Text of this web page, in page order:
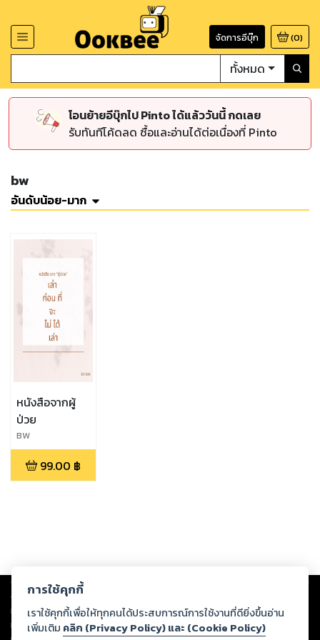
จัดการอีบุ๊ก (0)
ทั้งหมด
โอนย้ายอีบุ๊กไป Pinto ได้แล้ววันนี้ กดเลย
รับทันทีโค้ดลด ซื้อและอ่านได้ต่อเนื่องที่ Pinto
bw
อันดับน้อย-มาก
หนังสือจากผู้
ป่วย
BW
99.00 ฿
Copyright © 2026
ต่อผลงานหรือเนื้อหาใดที่อัปโหลดผ่านเว็บไซต์และปรากฏว่าละเมิดสิทธิใน
ทรัพย์สินทางปัญญาของบุคคลอื่นหรือขัดต่อกฎหมายและศีลธรรม ดังนั้น ผู้อ่าน
ทุกท่านโปรดใช้วิจารณญาณในการกลั่นกรองด้วยตนเอง และหากท่านพบว่าส่วน
การใช้คุกกี้
เราใช้คุกกี้เพื่อให้ทุกคนได้ประสบการณ์การใช้งานที่ดียิ่งขึ้นอ่าน
เพิ่มเติม คลิก (Privacy Policy) และ (Cookie Policy)